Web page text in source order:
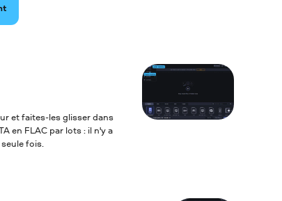
et faites-les glisser dans
en FLAC par lots : il n'y a
fois.